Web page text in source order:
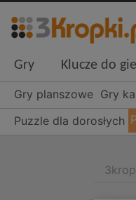
Gry Klucze do
Gry planszowe Gry
Puzzle dla dorosłych